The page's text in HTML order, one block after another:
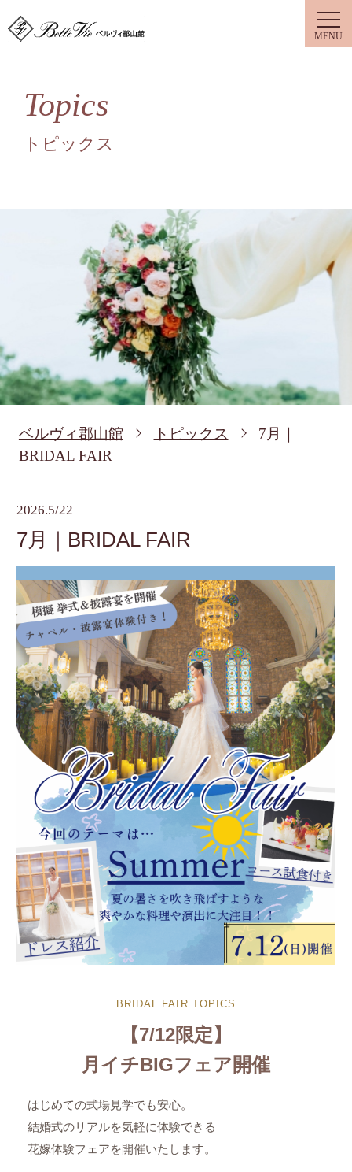
Topics
トピックス
ベルヴィ郡山館 トピックス
7月｜
BRIDAL FAIR
2026.5/22
7月｜BRIDAL FAIR
BRIDAL FAIR TOPICS
【7/12限定】
月イチBIGフェア開催
はじめての式場見学でも安心。
結婚式のリアルを気軽に体験できる
花嫁体験フェアを開催いたします。